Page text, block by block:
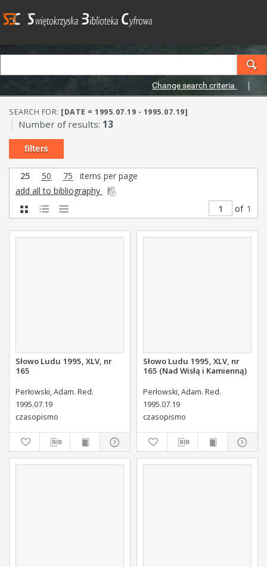
Change search criteria
SEARCH FOR: [DATE = 1995.07.19 - 1995.07.19]
Number of results: 13
filters
25 50 75
items per page
add all to bibliography
of 1
Słowo Ludu 1995, XLV, nr
165
Perłowski, Adam. Red.
1995.07.19
czasopismo
Słowo Ludu 1995, XLV, nr
165 (Nad Wisłą i Kamienną)
Perłowski, Adam. Red.
1995.07.19
czasopismo